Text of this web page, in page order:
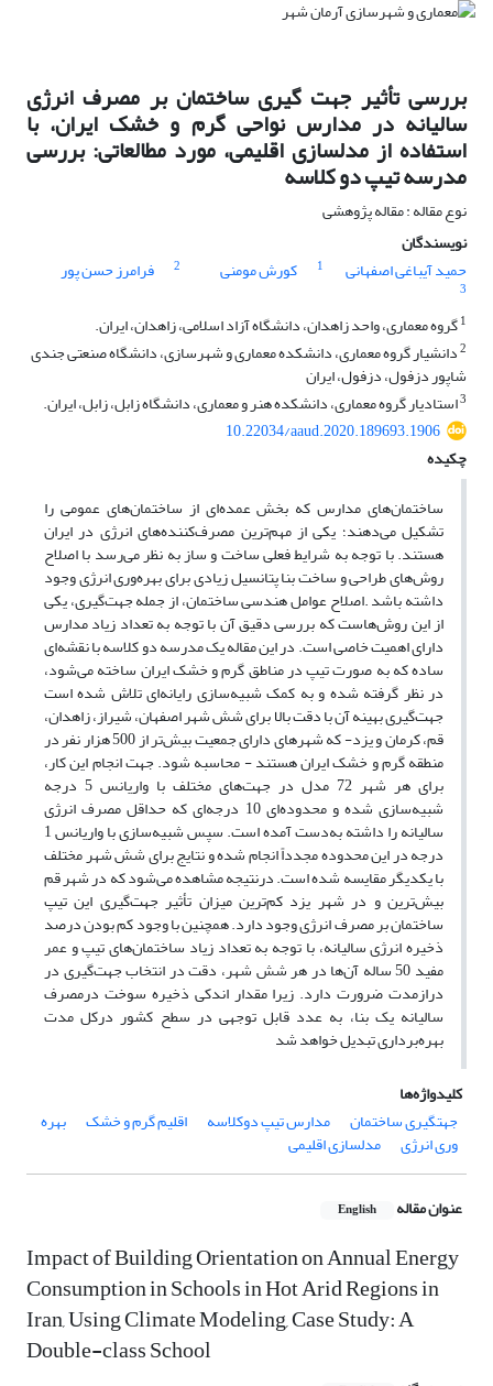
بررسی تأثیر جهت گیری ساختمان بر مصرف انرژی
سالیانه در مدارس نواحی گرم و خشک ایران، با
استفاده از مدلسازی اقلیمی، مورد مطالعاتی: بررسی
مدرسه تیپ دو کلاسه
نوع مقاله : مقاله پژوهشی
نویسندگان
حمید آیباغی اصفهانی
1 کورش مومنی 2 فرامرز حسن پور
3
1گروه معماری، واحد زاهدان، دانشگاه آزاد اسلامی، زاهدان، ایران.
2دانشیار گروه معماری، دانشکده معماری و شهرسازی، دانشگاه صنعتی جندی
شاپور دزفول، دزفول، ایران
3استادیار گروه معماری، دانشکده هنر و معماری، دانشگاه زابل، زابل، ایران.
10.22034/aaud.2020.189693.1906
چکیده
ساختمان‌های مدارس که بخش عمده‌ای از ساختمان‌های عمومی را
تشکیل می‌دهند؛ یکی از مهم‌ترین مصرف‌کننده‌های انرژی در ایران
هستند. با توجه به شرایط فعلی ساخت و ساز به نظر می‌رسد با اصلاح
روش‌های طراحی و ساخت بنا پتانسیل زیادی برای بهره‌وری انرژی وجود
داشته باشد .اصلاح عوامل هندسی ساختمان، از جمله جهت‌گیری، یکی
از این روش‌هاست که بررسی دقیق آن با توجه به تعداد زیاد مدارس
دارای اهمیت خاصی است. در این مقاله یک مدرسه دو کلاسه با نقشه‌ای
ساده که به صورت تیپ در مناطق گرم و خشک ایران ساخته می‌شود،
در نظر گرفته شده و به کمک شبیه‌سازی رایانه‌ای تلاش شده است
جهت‌گیری بهینه آن با دقت بالا برای شش شهر اصفهان، شیراز، زاهدان،
قم، کرمان و یزد- که شهرهای دارای جمعیت بیش‌تر از 500 هزار نفر در
منطقه گرم و خشک ایران هستند - محاسبه شود. جهت انجام این کار،
برای هر شهر 72 مدل در جهت‌های مختلف با واریانس 5 درجه
شبیه‌سازی شده و محدوده‌ای 10 درجه‌ای که حداقل مصرف انرژی
سالیانه را داشته به‌دست آمده است. سپس شبیه‌سازی با واریانس 1
درجه در این محدوده مجدداً انجام شده و نتایج برای شش شهر مختلف
با یکدیگر مقایسه شده است. درنتیجه مشاهده می‌شود که در شهر قم
بیش‌ترین و در شهر یزد کم‌ترین میزان تأثیر جهت‌گیری این تیپ
ساختمان بر مصرف انرژی وجود دارد. همچنین با وجود کم بودن درصد
ذخیره انرژی سالیانه، با توجه به تعداد زیاد ساختمان‌های تیپ و عمر
مفید 50 ساله آن‌ها در هر شش شهر، دقت در انتخاب جهت‌گیری در
درازمدت ضرورت دارد. زیرا مقدار اندکی ذخیره سوخت درمصرف
سالیانه یک بنا، به عدد قابل توجهی در سطح کشور درکل مدت
بهره‌برداری تبدیل خواهد شد
کلیدواژه‌ها
جهتگیری ساختمان
مدارس تیپ دوکلاسه اقلیم گرم و خشک بهره
وری انرژی مدلسازی اقلیمی
عنوان مقاله English
Impact of Building Orientation on Annual Energy
Consumption in Schools in Hot Arid Regions in
Iran, Using Climate Modeling, Case Study: A
Double-class School